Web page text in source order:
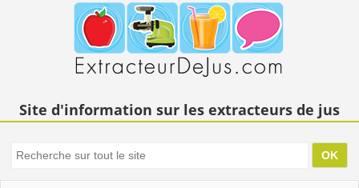
Site d'information sur les extracteurs de jus